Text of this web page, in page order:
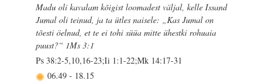
Madu oli kavalam kõigist loomadest väljal, kelle Issand
Jumal oli teinud, ja ta ütles naisele: „Kas Jumal on
tõesti öelnud, et te ei tohi süüa mitte ühestki rohuaia
puust?“ 1Ms 3:1
Ps 38:2-5,10,16-23;Ii 1:1-22;Mk 14:17-31
06.49 - 18.15